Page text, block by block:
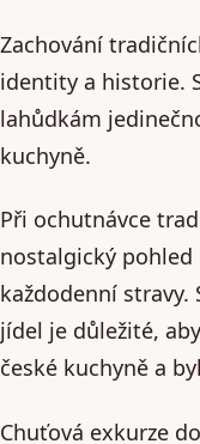
Zachování
identity a historie.
lahůdkám
kuchyně.
Při ochutnávce
nostalgický
každodenní
jídel je důležité,
české kuchyně a
Chuťová exkurze